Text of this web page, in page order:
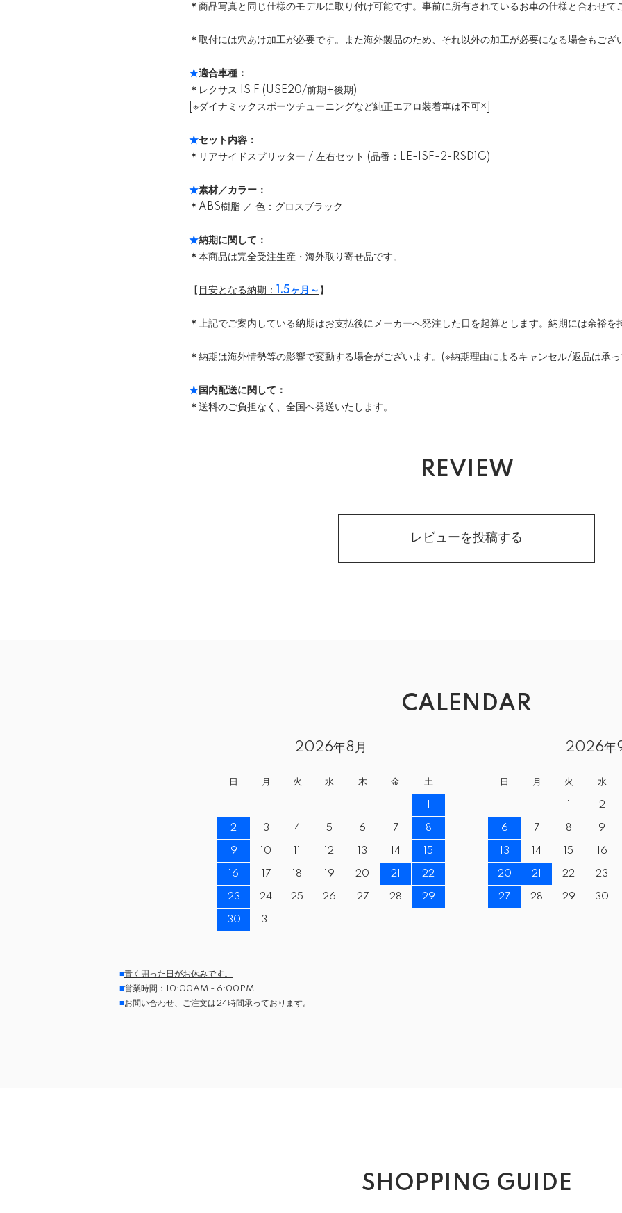
＊商品写真と同じ仕様のモデルに取り付け可能です。事前に所有されているお車の仕様と合わせて
＊取付には穴あけ加工が必要です。また海外製品のため、それ以外の加工が必要になる場合もござ
★適合車種：
＊ レクサス IS F (USE20/前期+後期)
[※ダイナミックスポーツチューニングなど純正エアロ装着車は不可×]
★セット内容：
＊ リアサイドスプリッター / 左右セット (品番：LE-ISF-2-RSD1G)
★素材／カラー：
＊ ABS樹脂 ／ 色：グロスブラック
★納期に関して：
＊本商品は完全受注生産・海外取り寄せ品です。
【 目安となる納期： 1.5ヶ月～ 】
＊上記でご案内している納期はお支払後にメーカーへ発注した日を起算とします。納期には余裕を
＊納期は海外情勢等の影響で変動する場合がございます。(※納期理由によるキャンセル/返品は承
★国内配送に関して：
＊送料のご負担なく、全国へ発送いたします。
REVIEW
レビューを投稿する
CALENDAR
2026年8月
日 月 火 水 木 金 土
2 3 4 5 6 7 8
9 10 12 13 14 15
16 17 18 19 20 21 22
23 24 25 26 27 28 29
30 31
2026年
日 月 火 水
2
6 7 8 9
13 14 15 16
20 21 22 23
27 28 29 30
■青く囲った日がお休みです。
■営業時間：10:00AM - 6:00PM
■お問い合わせ、ご注文は24時間承っております。
SHOPPING GUIDE